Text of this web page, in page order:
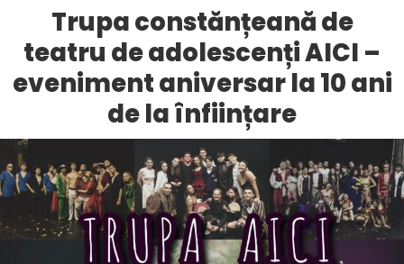
Trupa constănțeană de
teatru de adolescenți AICI –
eveniment aniversar la 10 ani
de la înființare